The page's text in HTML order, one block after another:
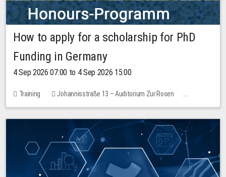
How to apply for a scholarship for PhD
Funding in Germany
4 Sep 2026 07:00 to 4 Sep 2026 15:00
Training
Johannisstraße 13 – Auditorium Zur Rosen
No free places